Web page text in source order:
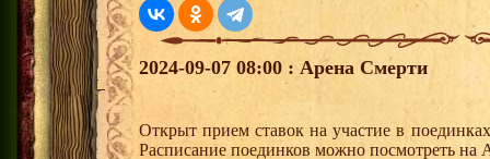
2024-09-07 08:00 : Арена Смерти
Открыт прием ставок на участие в
Расписание поединков можно посмотреть на